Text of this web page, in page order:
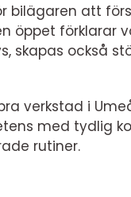
bilägaren att
öppet förklarar
skapas också
verkstad i
med tydlig
rutiner.